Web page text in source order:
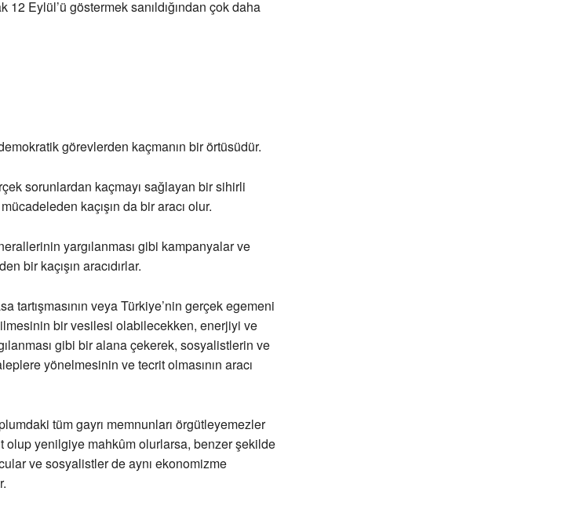
Eylül’ü göstermek sanıldığından çok daha
görevlerden kaçmanın bir örtüsüdür.
sorunlardan kaçmayı sağlayan bir sihirli
kaçışın da bir aracı olur.
yargılanması gibi kampanyalar ve
bir kaçışın aracıdırlar.
tartışmasının veya Türkiye’nin gerçek egemeni
bir vesilesi olabilecekken, enerjiyi ve
gibi bir alana çekerek, sosyalistlerin ve
yönelmesinin ve tecrit olmasının aracı
tüm gayrı memnunları örgütleyemezler
yenilgiye mahkûm olurlarsa, benzer şekilde
ve sosyalistler de aynı ekonomizme